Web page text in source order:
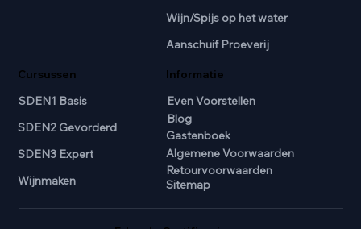
Cursussen
SDEN1 Basis
SDEN2 Gevorderd
SDEN3 Expert
Wijnmaken
Wijn/Spijs op het water
Aanschuif Proeverij
Informatie
Even Voorstellen
Blog
Gastenboek
Algemene Voorwaarden
Retourvoorwaarden
Sitemap